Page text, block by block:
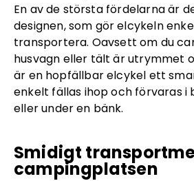
En av de största fördelarna är
designen, som gör elcykeln
transportera. Oavsett om du
husvagn eller tält är utrymmet
är en hopfällbar elcykel ett
enkelt fällas ihop och förvaras i
eller under en bänk.
Smidigt
campingplatsen